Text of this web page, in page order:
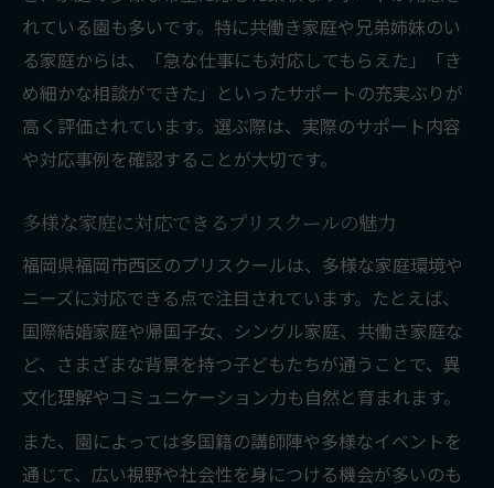
れている園も多いです。特に共働き家庭や兄弟姉妹のい
る家庭からは、「急な仕事にも対応してもらえた」「き
め細かな相談ができた」といったサポートの充実ぶりが
高く評価されています。選ぶ際は、実際のサポート内容
や対応事例を確認することが大切です。
多様な家庭に対応できるプリスクールの魅力
福岡県福岡市西区のプリスクールは、多様な家庭環境や
ニーズに対応できる点で注目されています。たとえば、
国際結婚家庭や帰国子女、シングル家庭、共働き家庭な
ど、さまざまな背景を持つ子どもたちが通うことで、異
文化理解やコミュニケーション力も自然と育まれます。
また、園によっては多国籍の講師陣や多様なイベントを
通じて、広い視野や社会性を身につける機会が多いのも